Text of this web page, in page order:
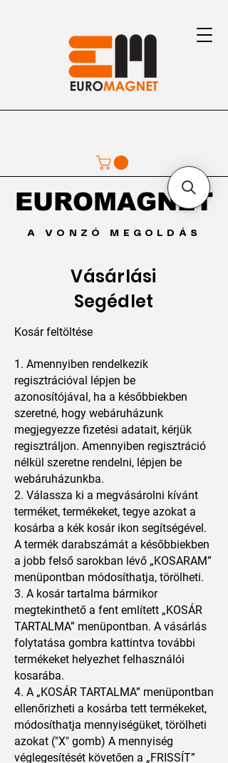
A VONZÓ MEGOLDÁS
EUROMAGNET
EUROMAGNET
Vásárlási
Segédlet
Kosár feltöltése
1. Amennyiben rendelkezik
regisztrációval lépjen be
azonosítójával, ha a későbbiekben
szeretné, hogy webáruházunk
megjegyezze fizetési adatait, kérjük
regisztráljon. Amennyiben regisztráció
nélkül szeretne rendelni, lépjen be
webáruházunkba.
2. Válassza ki a megvásárolni kívánt
terméket, termékeket, tegye azokat a
kosárba a kék kosár ikon segítségével.
A termék darabszámát a későbbiekben
a jobb felső sarokban lévő „KOSARAM”
menüpontban módosíthatja, törölheti.
3. A kosár tartalma bármikor
megtekinthető a fent említett „KOSÁR
TARTALMA” menüpontban. A vásárlás
folytatása gombra kattintva további
termékeket helyezhet felhasználói
kosarába.
4. A „KOSÁR TARTALMA” menüpontban
ellenőrizheti a kosárba tett termékeket,
módosíthatja mennyiségüket, törölheti
azokat ("X" gomb) A mennyiség
véglegesítését követően a „FRISSÍT”